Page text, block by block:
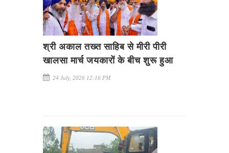
श्री अकाल तख्त साहिब से मीरी पीरी
खालसा मार्च जयकारों के बीच शुरू हुआ
24 July, 2026 12:16 PM